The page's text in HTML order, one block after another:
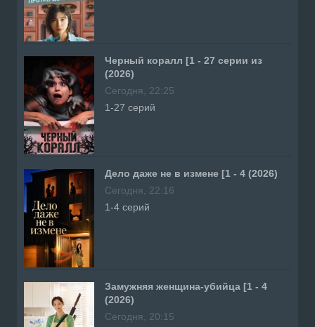
Черный коралл [1 - 27 серии из
(2026)
Сегодня, 22:25
1-27 серий
Дело даже не в измене [1 - 4 (2026)
Сегодня, 22:16
1-4 серий
Замужняя женщина-убийца [1 - 4
(2026)
Сегодня, 20:15